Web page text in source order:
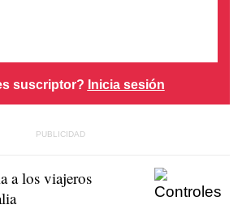
suscriptor? Inicia sesión
a los viajeros